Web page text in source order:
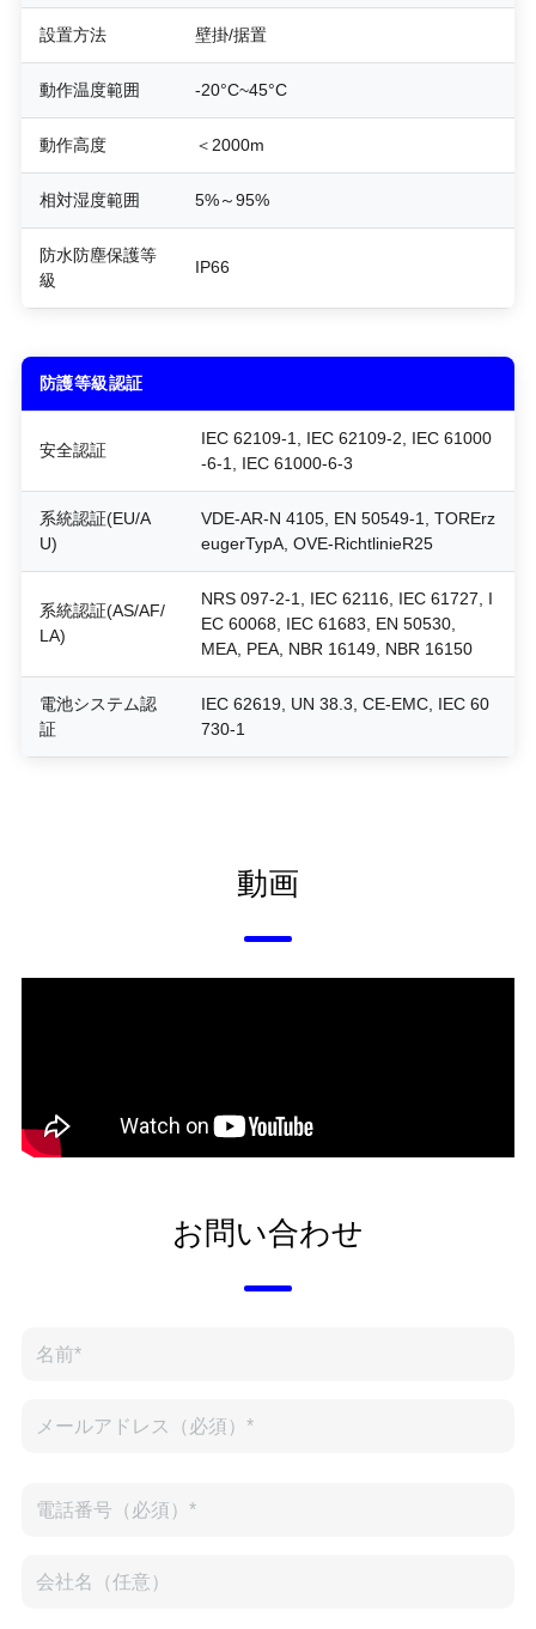
設置方法 壁掛/据置
動作温度範囲 -20°C~45°C
動作高度 ＜2000m
相対湿度範囲 5%～95%
防水防塵保護等
級
IP66
防護等級認証
安全認証
IEC 62109-1, IEC 62109-2, IEC 61000
-6-1, IEC 61000-6-3
系統認証(EU/A
U)
VDE-AR-N 4105, EN 50549-1, TORErz
eugerTypA, OVE-RichtlinieR25
系統認証(AS/AF/
LA)
NRS 097-2-1, IEC 62116, IEC 61727, I
EC 60068, IEC 61683, EN 50530,
MEA, PEA, NBR 16149, NBR 16150
電池システム認
証
IEC 62619, UN 38.3, CE-EMC, IEC 60
730-1
動画
お問い合わせ